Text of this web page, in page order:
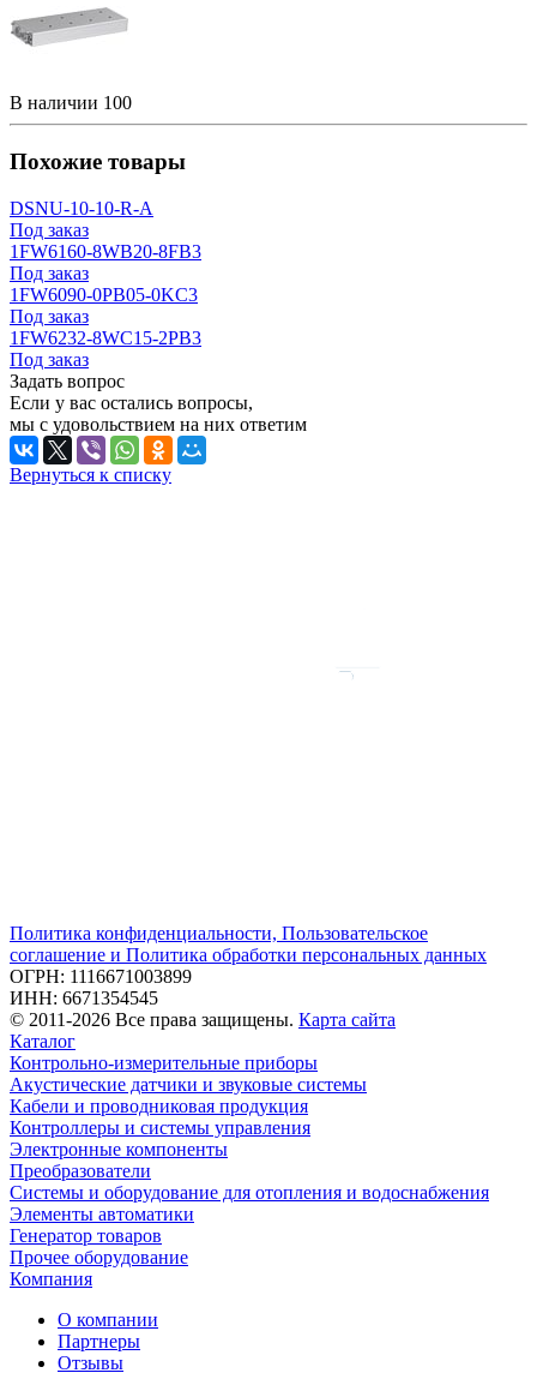
В наличии 100
Похожие товары
DSNU-10-10-R-A
Под заказ
1FW6160-8WB20-8FB3
Под заказ
1FW6090-0PB05-0KC3
Под заказ
1FW6232-8WC15-2PB3
Под заказ
Задать вопрос
Если у вас остались вопросы,
мы с удовольствием на них ответим
Вернуться к списку
Политика конфиденциальности, Пользовательское
соглашение и Политика обработки персональных данных
ОГРН: 1116671003899
ИНН: 6671354545
© 2011-2026 Все права защищены. Карта сайта
Каталог
Контрольно-измерительные приборы
Акустические датчики и звуковые системы
Кабели и проводниковая продукция
Контроллеры и системы управления
Электронные компоненты
Преобразователи
Системы и оборудование для отопления и водоснабжения
Элементы автоматики
Генератор товаров
Прочее оборудование
Компания
О компании
Партнеры
Отзывы